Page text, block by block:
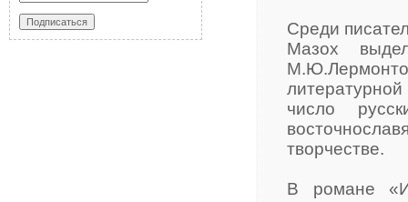
Среди
Мазох
литературной
число
творчестве.
В романе